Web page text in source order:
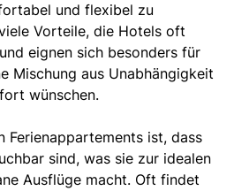
und flexibel zu
Vorteile, die Hotels oft
eignen sich besonders für
Mischung aus Unabhängigkeit
wünschen.
Ferienappartements ist, dass
sind, was sie zur idealen
Ausflüge macht. Oft findet